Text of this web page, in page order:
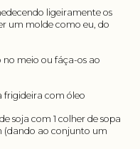
ligeiramente os
um molde como eu, do
no meio ou fáça-os ao
frigideira com óleo
soja com 1 colher de sopa
(dando ao conjunto um